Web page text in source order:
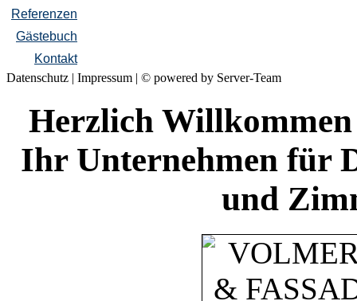
Referenzen
Gästebuch
Kontakt
Datenschutz | Impressum | © powered by Server-Team
Herzlich
Ihr Unternehmen für
und